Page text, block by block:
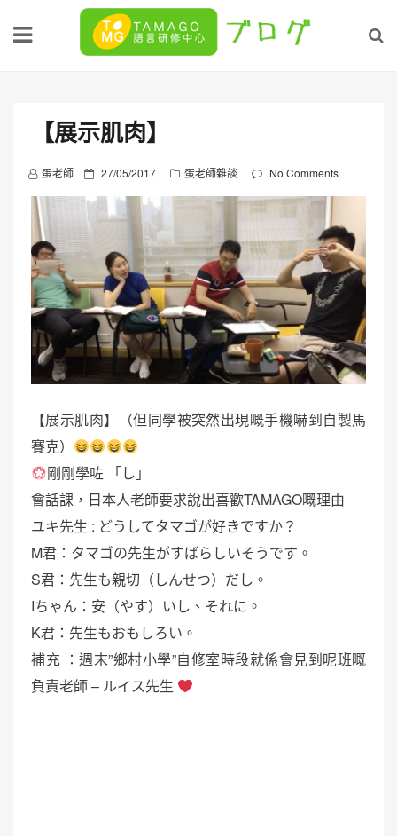
【展示肌肉】
蛋老師
P
o
d
o
n
27/05/2017 蛋老師雜談 No Comments
【展示肌肉】（但同學被突然出現嘅手機嚇到自製馬
賽克）
剛剛學咗 「し」
會話課，日本人老師要求說出喜歡TAMAGO嘅理由
ユキ先生 : どうしてタマゴが好きですか？
M君：タマゴの先生がすばらしいそうです。
S君：先生も親切（しんせつ）だし。
Iちゃん：安（やす）いし、それに。
K君：先生もおもしろい。
補充 ：週末”鄉村小學”自修室時段就係會見到呢班嘅
負責老師 – ルイス先生